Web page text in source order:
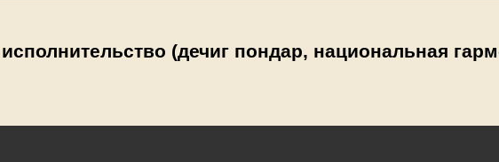
(дечиг пондар, национальная